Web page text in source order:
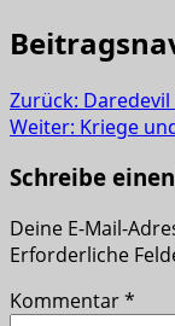
Zurück: Daredevil
Weiter: Kriege
Schreibe
Deine E-Mail-
Erforderliche
Kommentar*